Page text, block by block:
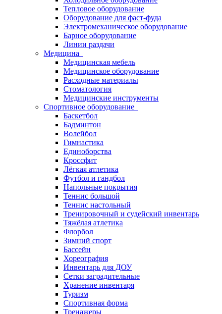
Тепловое оборудование
Оборудование для фаст-фуда
Электромеханическое оборудование
Барное оборудование
Линии раздачи
Медицина
Медицинская мебель
Медицинское оборудование
Расходные материалы
Стоматология
Медицинские инструменты
Спортивное оборудование
Баскетбол
Бадминтон
Волейбол
Гимнастика
Единоборства
Кроссфит
Лёгкая атлетика
Футбол и гандбол
Напольные покрытия
Теннис большой
Теннис настольный
Тренировочный и судейский инвентарь
Тяжёлая атлетика
Флорбол
Зимний спорт
Бассейн
Хореография
Инвентарь для ДОУ
Сетки заградительные
Хранение инвентаря
Туризм
Спортивная форма
Тренажеры